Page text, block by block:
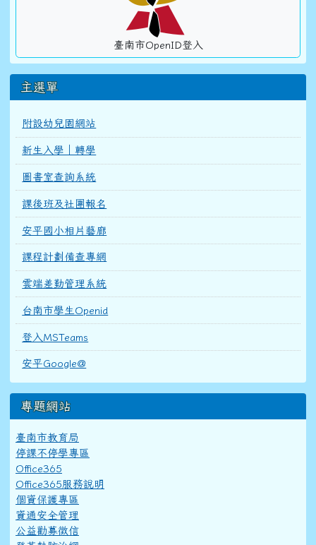
臺南市OpenID登入
主選單
附設幼兒園網站
新生入學｜轉學
圖書室查詢系統
課後班及社團報名
安平國小相片藝廊
課程計劃備查專網
雲端差勤管理系統
台南市學生Openid
登入MSTeams
安平Google@
專題網站
臺南市教育局
停課不停學專區
Office365
Office365服務說明
個資保護專區
資通安全管理
公益勸募徵信